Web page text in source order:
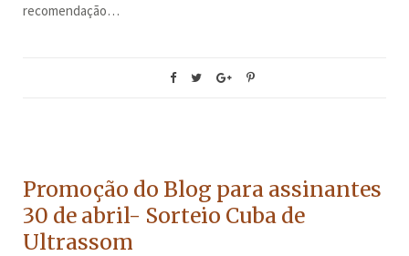
recomendação…
Promoção do Blog para assinantes
30 de abril- Sorteio Cuba de
Ultrassom